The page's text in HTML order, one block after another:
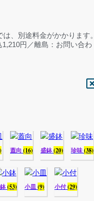
、別途料金がかかります。
1,210円／離島：お問い合わ
蓋向 (16) 盛鉢(20) 珍味(38)
(53) 小皿(9) 小付(29)